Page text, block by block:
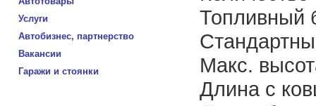
Услуги
Автобизнес, партнерство
Вакансии
Гаражи и стоянки
Топливный
Макс.
Длина с